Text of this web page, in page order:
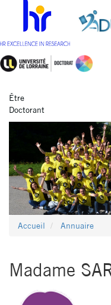
contenu
principal
Être
Doctorant
Accueil Annuaire
Madame